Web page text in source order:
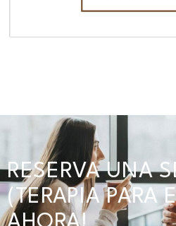
RESERVA UNA
(TERAPIA PARA